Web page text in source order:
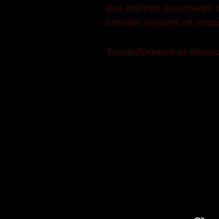
des thèmes tournoient,
tonales laissent un
Tourbillonnant et